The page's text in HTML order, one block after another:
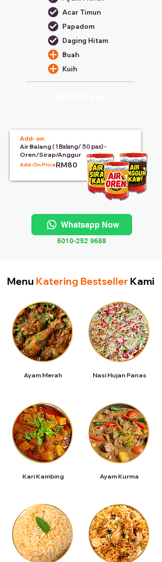
Acar Timun
Papadom
Daging Hitam
Buah
Kuih
Add- on:
Air Balang ( 1 Balang/ 50 pax) -
Oren/Sirap/Anggur
Add-On Price:RM80
Whatsapp Now
6010-252 9688
Menu Katering Bestseller Kami
Ayam Merah
Kari Kambing
Nasi Hujan Panas
Ayam Kurma